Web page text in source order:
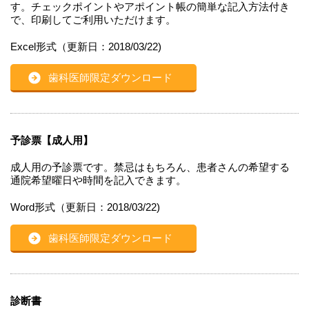
す。チェックポイントやアポイント帳の簡単な記入方法付き
で、印刷してご利用いただけます。
Excel形式（更新日：2018/03/22)
歯科医師限定ダウンロード
予診票【成人用】
成人用の予診票です。禁忌はもちろん、患者さんの希望する
通院希望曜日や時間を記入できます。
Word形式（更新日：2018/03/22)
歯科医師限定ダウンロード
診断書